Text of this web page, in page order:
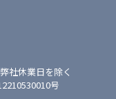
社休業日を除く
号